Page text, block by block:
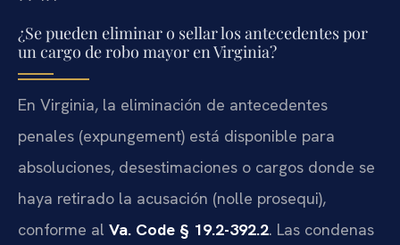
¿Se pueden eliminar o sellar los antecedentes por
un cargo de robo mayor en Virginia?
En Virginia, la eliminación de antecedentes
penales (expungement) está disponible para
absoluciones, desestimaciones o cargos donde se
haya retirado la acusación (nolle prosequi),
conforme al Va. Code § 19.2-392.2. Las condenas